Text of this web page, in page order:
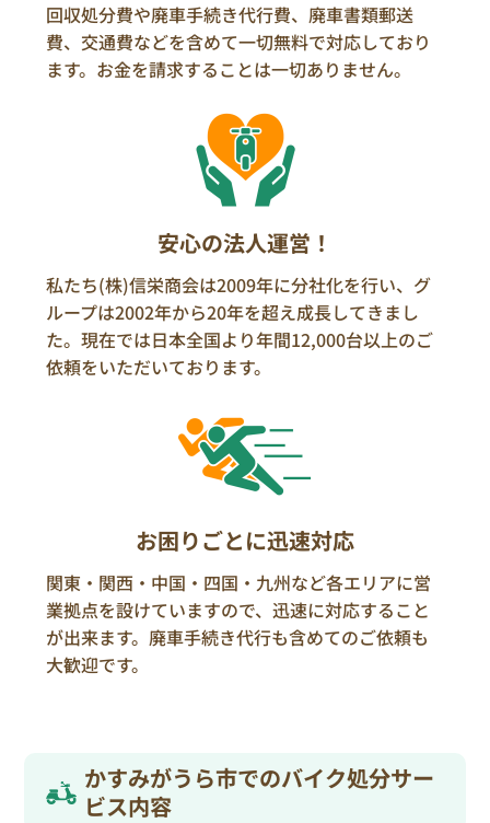
回収処分費や廃車手続き代行費、廃車書類郵送
費、交通費などを含めて一切無料で対応しており
ます。お金を請求することは一切ありません。
安心の法人運営！
私たち(株)信栄商会は2009年に分社化を行い、グ
ループは2002年から20年を超え成長してきまし
た。現在では日本全国より年間12,000台以上のご
依頼をいただいております。
お困りごとに迅速対応
関東・関西・中国・四国・九州など各エリアに営
業拠点を設けていますので、迅速に対応すること
が出来ます。廃車手続き代行も含めてのご依頼も
大歓迎です。
かすみがうら市でのバイク処分サー
ビス内容